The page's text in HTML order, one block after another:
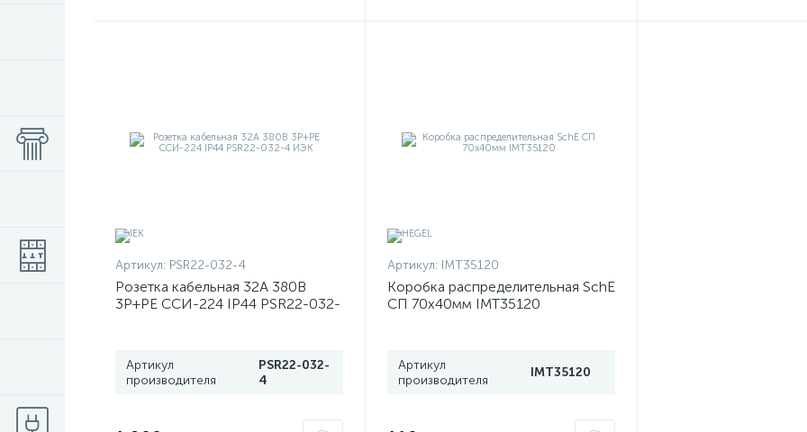
Артикул: PSR22-032-4
Розетка кабельная 32А 380В
3P+PЕ ССИ-224 IP44 PSR22-032-
Артикул
производителя
PSR22-032-
4
Артикул: IMT35120
Коробка распределительная SchE
СП 70х40мм IMT35120
Артикул
производителя
IMT35120